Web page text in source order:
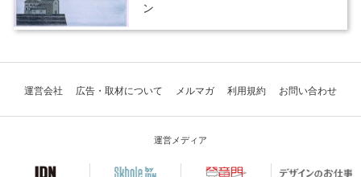
ン
運営会社 広告・取材について メルマガ 利用規約 お問い合わせ
運営メディア